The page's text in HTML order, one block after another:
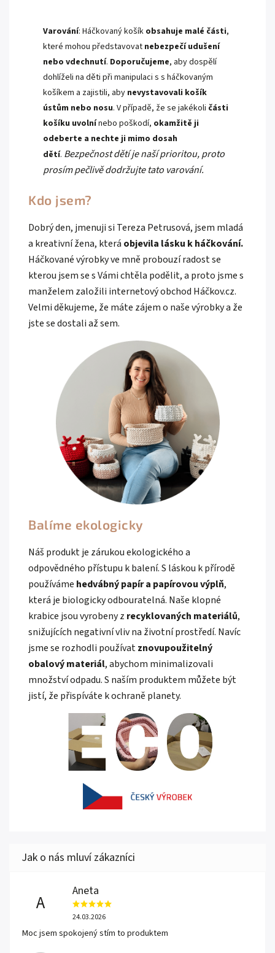
Varování: Háčkovaný košík obsahuje malé části,
které mohou představovat nebezpečí udušení
nebo vdechnutí. Doporučujeme, aby dospělí
dohlíželi na děti při manipulaci s s háčkovaným
košíkem a zajistili, aby nevystavovali košík
ústům nebo nosu. V případě, že se jakékoli části
košíku uvolnínebo poškodí, okamžitě ji
odeberte a nechte ji mimo dosah
dětí. Bezpečnost dětí je naší prioritou, proto
prosím pečlivě dodržujte tato varování.
Kdo jsem?
Dobrý den, jmenuji si Tereza Petrusová, jsem mladá
a kreativní žena, která objevila lásku k háčkování.
Háčkované výrobky ve mně probouzí radost se
kterou jsem se s Vámi chtěla podělit, a proto jsme s
manželem založili internetový obchod Háčkov.cz.
Velmi děkujeme, že máte zájem o naše výrobky a že
jste se dostali až sem.
Balíme ekologicky
Náš produkt je zárukou ekologického a
odpovědného přístupu k balení. S láskou k přírodě
používáme hedvábný papír a papírovou výplň,
která je biologicky odbouratelná. Naše klopné
krabice jsou vyrobeny z recyklovaných materiálů,
snižujících negativní vliv na životní prostředí. Navíc
jsme se rozhodli používatznovupoužitelný
obalový materiál, abychom minimalizovali
množství odpadu. S naším produktem můžete být
jistí, že přispíváte k ochraně planety.
A
Aneta
24.03.2026
Moc jsem spokojený stím to produktem